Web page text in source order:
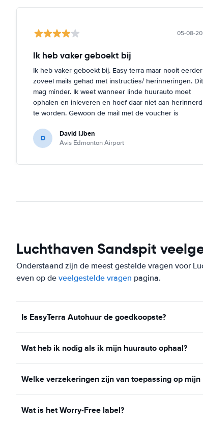
05-08-
Ik heb vaker geboekt bij
Ik heb vaker geboekt bij. Easy terra maar nooit eerder
zoveel mails gehad met instructies/ herinneringen. Dit
mag minder. Ik weet wanneer linde huurauto moet
ophalen en inleveren en hoef daar niet aan herinnerd
te worden. Gewoon de mail met de voucher is
D David IJben
Avis Edmonton Airport
Luchthaven Sandspit
Onderstaand zijn de meest gestelde vragen voor
even op de veelgestelde vragen pagina.
Is EasyTerra Autohuur de goedkoopste?
Wat heb ik nodig als ik mijn huurauto ophaal?
Welke verzekeringen zijn van toepassing op mijn
Wat is het Worry-Free label?